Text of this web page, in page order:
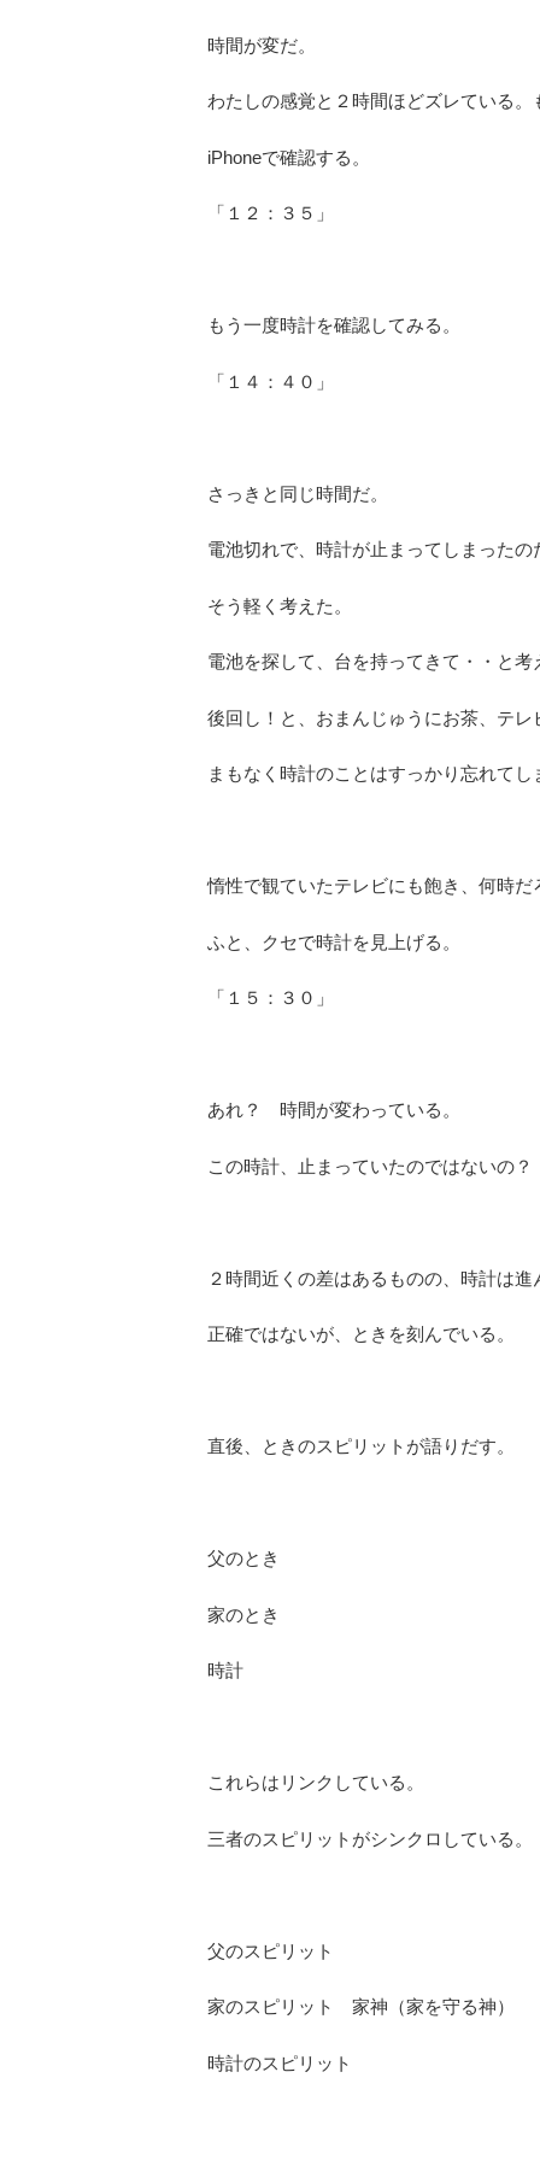
時間が変だ。
わたしの感覚と２時間ほどズレている。
iPhoneで確認する。
「１２：３５」
もう一度時計を確認してみる。
「１４：４０」
さっきと同じ時間だ。
電池切れで、時計が止まってしまったの
そう軽く考えた。
電池を探して、台を持ってきて・・と考
後回し！と、おまんじゅうにお茶、テレ
まもなく時計のことはすっかり忘れてし
惰性で観ていたテレビにも飽き、何時だ
ふと、クセで時計を見上げる。
「１５：３０」
あれ？ 時間が変わっている。
この時計、止まっていたのではないの？
２時間近くの差はあるものの、時計は進
正確ではないが、ときを刻んでいる。
直後、ときのスピリットが語りだす。
父のとき
家のとき
時計
これらはリンクしている。
三者のスピリットがシンクロしている。
父のスピリット
家のスピリット 家神（家を守る神）
時計のスピリット